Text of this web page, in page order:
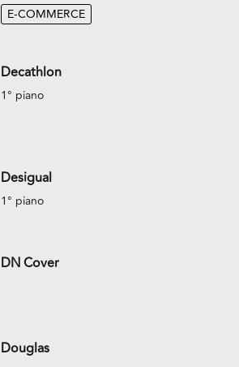
E-COMMERCE
Decathlon
1° piano
Desigual
1° piano
DN Cover
Douglas